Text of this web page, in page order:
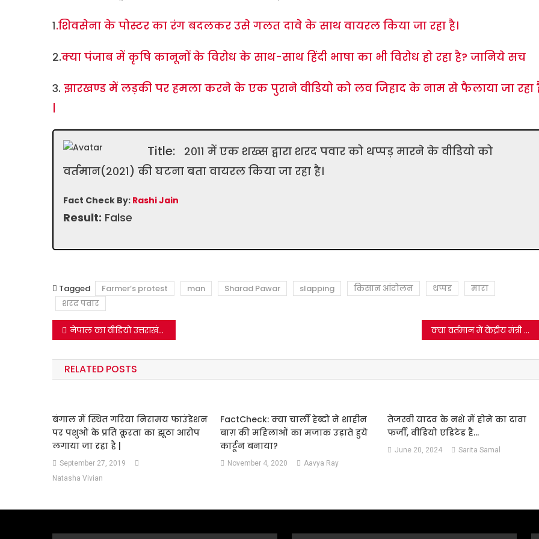
१.शिवसेना के पोस्टर का रंग बदलकर उसे गलत दावे के साथ वायरल किया जा रहा है।
२.क्या पंजाब में कृषि कानूनों के विरोध के साथ-साथ हिंदी भाषा का ​भी विरोध हो रहा है? जानिये सच
३. झारखण्ड में लड़की पर हमला करने के एक पुराने वीडियो को लव जिहाद के नाम से फैलाया जा रहा
|
Title:
२०११ में एक शख्स द्वारा शरद पवार को थप्पड़ मारने के वीडियो को
वर्तमान(२०२१) की घटना बता वायरल किया जा रहा है।
Fact Check By: Rashi Jain
Result: False
Tagged Farmer’s protest man Sharad Pawar slapping किसान आंदोलन थप्पड
मारा
शरद पवार
Post
navigation
नेपाल का वीडियो उत्तराखंड के चमोली जिले में ग्लेशियर टूटने के नाम से वायरल क्या वर्तमान में केंद्रीय मंत्री नितिन गडकरी ने पी.एम मोदी को लोकतांत्रिक विरोधी बोला ? जानिये सच…
RELATED POSTS
बंगाल में स्थित गरिया निरामय फाउंडेशन
पर पशुओं के प्रति क्रूरता का झूठा आरोप
लगाया जा रहा है |
September 27, 2019
Natasha Vivian
FactCheck: क्या चार्ली हेब्दो ने शाहीन
बाग़ की महिलाओं का मजाक उड़ाते हुये
कार्टून बनाया?
November 4, 2020 Aavya Ray
तेजस्वी यादव के नशे में होने का दावा
फर्जी, वीडियो एडिटेड है…
June 20, 2024 Sarita Samal